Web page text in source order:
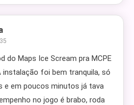
do Maps Ice Scream pra MCPE
foi bem tranquila, só
e em poucos minutos já tava
no jogo é brabo, roda